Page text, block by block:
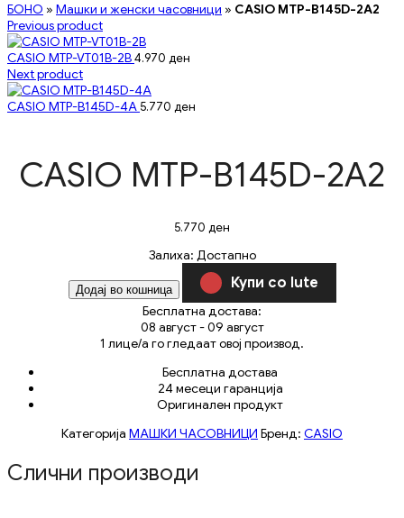
БОНО » Машки и женски часовници » CASIO MTP-B145D-2A2
Previous product
CASIO MTP-VT01B-2B4.970 ден
Next product
CASIO MTP-B145D-4A 5.770 ден
CASIO MTP-B145D-2A2
5.770 ден
Залиха: Достапно
Додај во кошница Купи со Iute
Бесплатна достава:
08 август - 09 август
1 лице/а го гледаат овој производ.
Бесплатна достава
24 месеци гаранција
Оригинален продукт
Категорија МАШКИ ЧАСОВНИЦИ Бренд: CASIO
Слични производи